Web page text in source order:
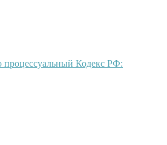
процессуальный Кодекс РФ: